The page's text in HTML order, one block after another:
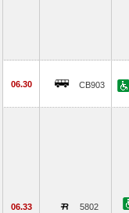
06.30 CB903
06.33 5802